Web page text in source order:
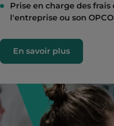
Prise en charge des
l'entreprise ou son
En savoir plus